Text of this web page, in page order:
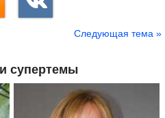
Следующая тема »
супертемы